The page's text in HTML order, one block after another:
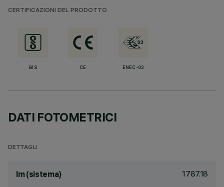
CERTIFICAZIONI DEL PRODOTTO
BIS CE ENEC-03
DATI FOTOMETRICI
DETTAGLI
lm (sistema) 1787.18